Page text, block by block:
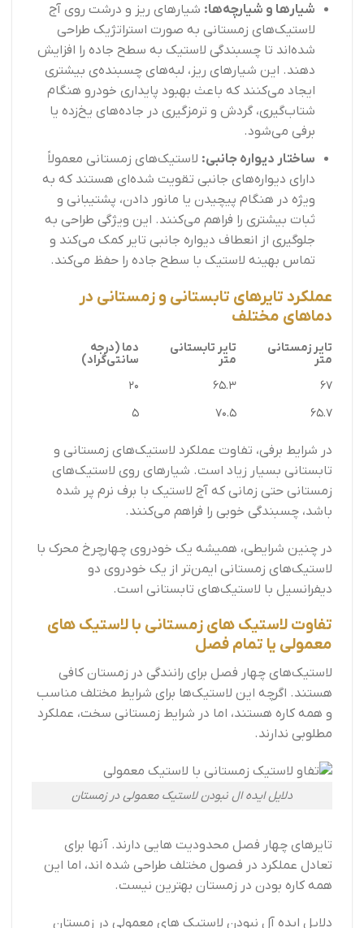
شیارها و شیارچه‌ها: شیارهای ریز و درشت روی آج
لاستیک‌های زمستانی به صورت استراتژیک طراحی
شده‌اند تا چسبندگی لاستیک به سطح جاده را افزایش
دهند. این شیارهای ریز، لبه‌های چسبنده‌ی بیشتری
ایجاد می‌کنند که باعث بهبود پایداری خودرو هنگام
شتاب‌گیری، گردش و ترمزگیری در جاده‌های یخ‌زده یا
برفی می‌شود.
ساختار دیواره جانبی: لاستیک‌های زمستانی معمولاً
دارای دیواره‌های جانبی تقویت شده‌ای هستند که به
ویژه در هنگام پیچیدن یا مانور دادن، پشتیبانی و
ثبات بیشتری را فراهم می‌کنند. این ویژگی طراحی به
جلوگیری از انعطاف دیواره جانبی تایر کمک می‌کند و
تماس بهینه لاستیک با سطح جاده را حفظ می‌کند.
عملکرد تایرهای تابستانی و زمستانی در
دماهای مختلف
تایر زمستانی
متر
تایر تابستانی
متر
دما (درجه
سانتی‌گراد)
67
65.3
20
65.7
70.5
5
در شرایط برفی، تفاوت عملکرد لاستیک‌های زمستانی و
تابستانی بسیار زیاد است. شیارهای روی لاستیک‌های
زمستانی حتی زمانی که آج لاستیک با برف نرم پر شده
باشد، چسبندگی خوبی را فراهم می‌کنند.
در چنین شرایطی، همیشه یک خودروی چهارچرخ محرک با
لاستیک‌های زمستانی ایمن‌تر از یک خودروی دو
دیفرانسیل با لاستیک‌های تابستانی است.
تفاوت لاستیک های زمستانی با لاستیک های
معمولی یا تمام فصل
لاستیک‌های چهار فصل برای رانندگی در زمستان کافی
هستند. اگرچه این لاستیک‌ها برای شرایط مختلف مناسب
و همه کاره هستند، اما در شرایط زمستانی سخت، عملکرد
مطلوبی ندارند.
دلایل ایده ال نبودن لاستیک معمولی در زمستان
تایرهای چهار فصل محدودیت هایی دارند. آنها برای
تعادل عملکرد در فصول مختلف طراحی شده اند، اما این
همه کاره بودن در زمستان بهترین نیست.
دلایل ایده آل نبودن لاستیک های معمولی در زمستان